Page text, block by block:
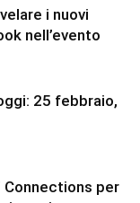
i nuovi
nell’evento
25 febbraio,
Connections per